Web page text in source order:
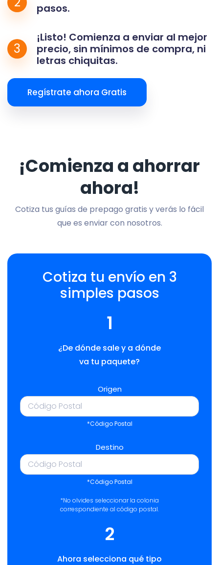
pasos.
3
¡Listo! Comienza a enviar al mejor
precio, sin mínimos de compra, ni
letras chiquitas.
Regístrate ahora Gratis
¡Comienza a ahorrar
ahora!
Cotiza tus guías de prepago gratis y verás lo fácil
que es enviar con nosotros.
Cotiza tu envío en 3
simples pasos
1
¿De dónde sale y a dónde
va tu paquete?
Origen
*Código Postal
Destino
*Código Postal
*No olvides seleccionar la colonia
correspondiente al código postal.
2
Ahora selecciona qué tipo